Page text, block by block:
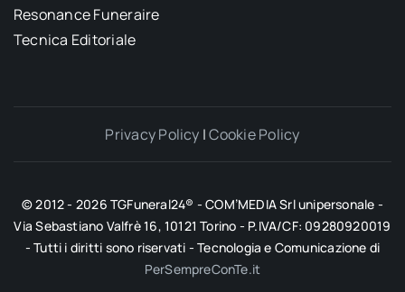
Resonance Funeraire
Tecnica Editoriale
Privacy Policy |Cookie Policy
© 2012 - 2026 TGFuneral24® - COM’MEDIA Srl unipersonale -
Via Sebastiano Valfrè 16, 10121 Torino - P.IVA/CF: 09280920019
- Tutti i diritti sono riservati - Tecnologia e Comunicazione di
PerSempreConTe.it